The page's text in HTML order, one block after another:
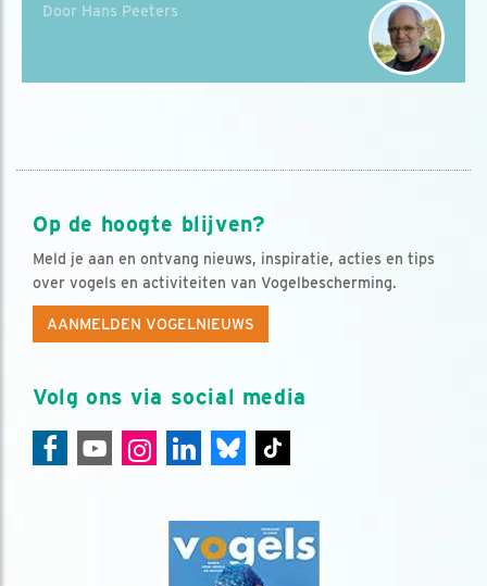
Door Hans Peeters
Op de hoogte blijven?
Meld je aan en ontvang nieuws, inspiratie, acties en tips
over vogels en activiteiten van Vogelbescherming.
AANMELDEN VOGELNIEUWS
Volg ons via social media